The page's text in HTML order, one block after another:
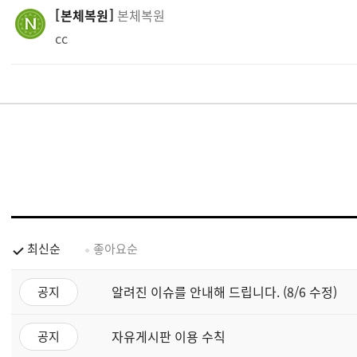
본체복원 본체복원
cc
최신순 좋아요순
공지 알려진 이슈를 안내해 드립니다. (8/6 수정)
공지 자유게시판 이용 수칙